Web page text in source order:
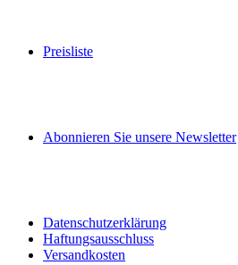
Preisliste
Abonnieren Sie unsere Newsletter
Datenschutzerklärung
Haftungsausschluss
Versandkosten